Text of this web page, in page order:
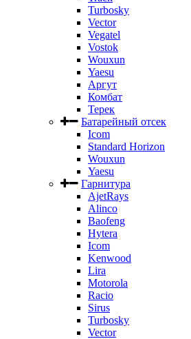
Turbosky
Vector
Vegatel
Vostok
Wouxun
Yaesu
Аргут
Комбат
Терек
Батарейный отсек
Icom
Standard Horizon
Wouxun
Yaesu
Гарнитура
AjetRays
Alinco
Baofeng
Hytera
Icom
Kenwood
Lira
Motorola
Racio
Sirus
Turbosky
Vector